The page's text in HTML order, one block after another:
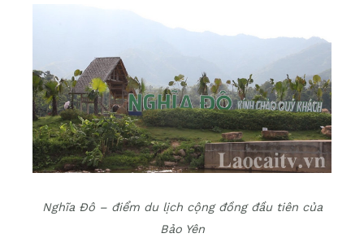
Nghĩa Đô – điểm du lịch cộng đồng đầu tiên của
Bảo Yên